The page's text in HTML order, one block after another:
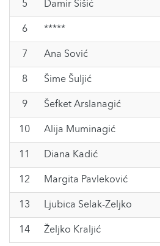
5 Damir Šišić
6 *****
7 Ana Sović
8 Šime Šuljić
9 Šefket Arslanagić
10 Alija Muminagić
11 Diana Kadić
12 Margita Pavleković
13 Ljubica Selak-Zeljko
14 Željko Kraljić